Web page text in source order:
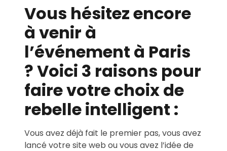
Vous hésitez encore
à venir à
l’événement à Paris
? Voici 3 raisons pour
faire votre choix de
rebelle intelligent :
Vous avez déjà fait le premier pas, vous avez
lancé votre site web ou vous avez l’idée de